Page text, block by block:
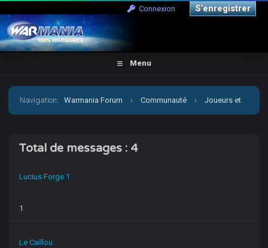
Connexion S’enregistrer
Menu
Navigation:Warmania Forum › Communauté › Joueurs et
Total de messages : 4
Lucius Forge 1
1
Le Caillou